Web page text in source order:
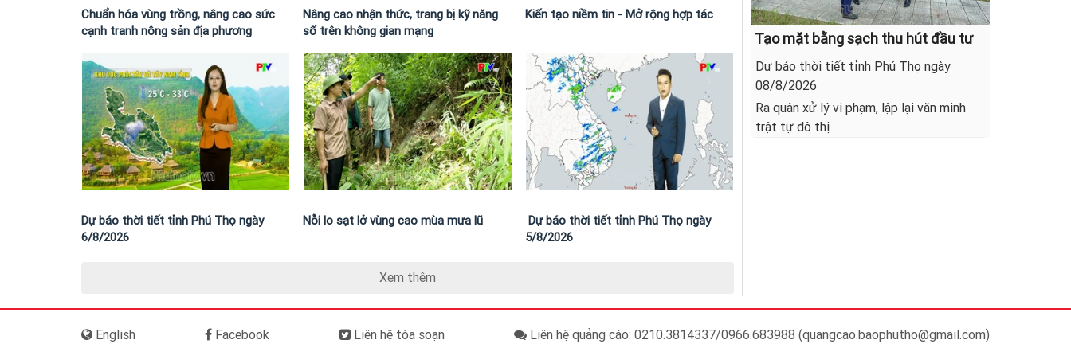
Chuẩn hóa vùng trồng, nâng cao sức
cạnh tranh nông sản địa phương
Nâng cao nhận thức, trang bị kỹ năng
số trên không gian mạng
Kiến tạo niềm tin - Mở rộng hợp tác
Dự báo thời tiết tỉnh Phú Thọ ngày
6/8/2026
Nỗi lo sạt lở vùng cao mùa mưa lũ
Dự báo thời tiết tỉnh Phú Thọ ngày
5/8/2026
Xem thêm
Tạo mặt bằng sạch thu hút đầu tư
Dự báo thời tiết tỉnh Phú Thọ ngày
08/8/2026
Ra quân xử lý vi phạm, lập lại văn minh
trật tự đô thị
English Facebook Liên hệ tòa soạn Liên hệ quảng cáo: 0210.3814337/0966.683988 (quangcao.baophutho@gmail.com)